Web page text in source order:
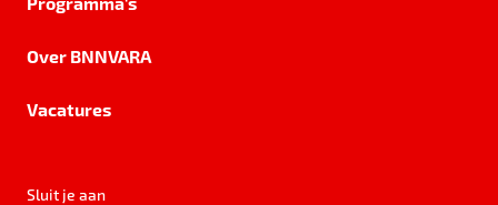
Over BNNVARA
Vacatures
Sluit je aan